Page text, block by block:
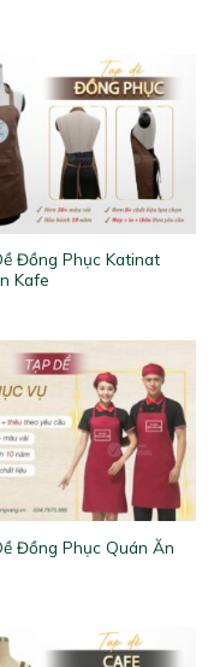
Đồng Phục Katinat
Kafe
Đồng Phục Quán Ăn